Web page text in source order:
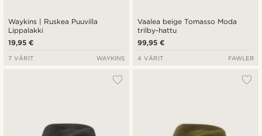
Waykins | Ruskea Puuvilla
Lippalakki
19,95 €
7 VÄRIT WAYKINS
Vaalea beige Tomasso Moda
trilby-hattu
99,95 €
4 VÄRIT FAWLER